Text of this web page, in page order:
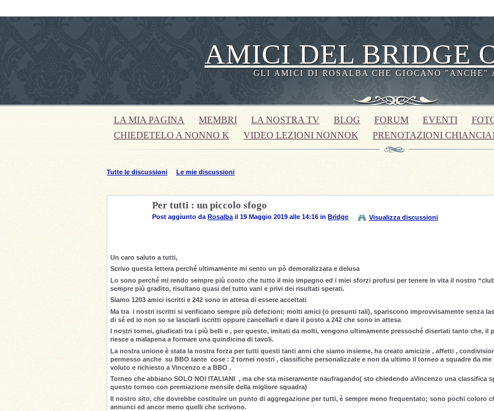
AMICI DEL BRIDGE
GLI AMICI DI ROSALBA CHE GIOCANO "ANCHE"
LA MIA PAGINA MEMBRI LA NOSTRA TV BLOG FORUM EVENTI
CHIEDETELO A NONNO K
VIDEO LEZIONI NONNOK PRENOTAZIONI
Tutte le discussioni Le mie discussioni
Per tutti : un piccolo sfogo
Post aggiunto da Rosalba il 19 Maggio 2019 alle 14:16 in Bridge Visualizza discussioni
Un caro saluto a tutti,
Scrivo questa lettera perché ultimamente mi sento un pò demoralizzata e delusa
Lo sono perché mi rendo sempre più conto che tutto il mio impegno ed i miei sforzi profusi per tenere in vita il nostro
sempre più gradito, risultano quasi del tutto vani e privi dei risultati sperati.
Siamo 1203 amici iscritti e 242 sono in attesa di essere accettati
Ma tra i nostri iscritti si verificano sempre più defezioni; molti amici (o presunti tali), spariscono improvvisamente senza
di sé ed io non so se lasciarli iscritti oppure cancellarli e dare il posto a 242 che sono in attesa
I nostri tornei, giudicati tra i più belli e , per questo, imitati da molti, vengono ultimamente pressoché disertati tanto che, il
riesce a malapena a formare una quindicina di tavoli.
La nostra unione è stata la nostra forza per tutti questi tanti anni che siamo insieme, ha creato amicizie , affetti ,
permesso anche su BBO tante cose : 2 tornei nostri , classifiche personalizzate e non da ultimo il torneo a squadre da me
voluto e richiesto a Vincenzo e a BBO .
Torneo che abbiano SOLO NOI ITALIANI , ma che sta miseramente naufragando( sto chiedendo aVincenzo una classifica
questo torneo con premiazione mensile della migliore squadra)
Il nostro sito, che dovrebbe costituire un punto di aggregazione per tutti, è sempre meno frequentato; sono pochi coloro
annunci ed ancor meno quelli che scrivono.